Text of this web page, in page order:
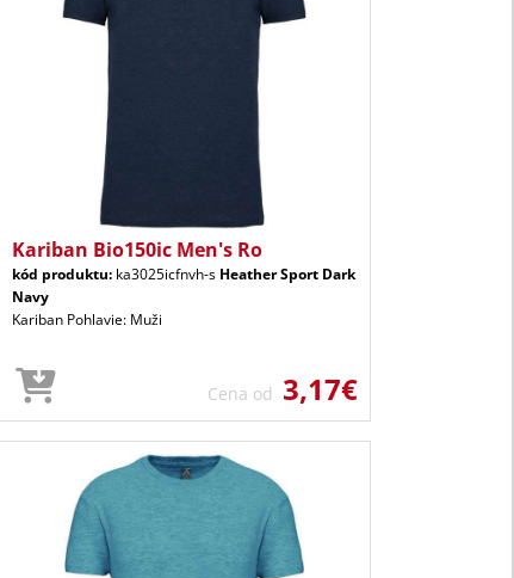
Kariban Bio150ic Men's Ro
kód produktu: ka3025icfnvh-s Heather Sport Dark
Navy
Kariban Pohlavie: Muži
Cena od 3,17€